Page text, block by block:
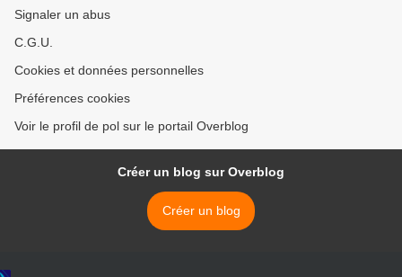
Signaler un abus
C.G.U.
Cookies et données personnelles
Préférences cookies
Voir le profil de pol sur le portail Overblog
Créer un blog sur Overblog
Créer un blog